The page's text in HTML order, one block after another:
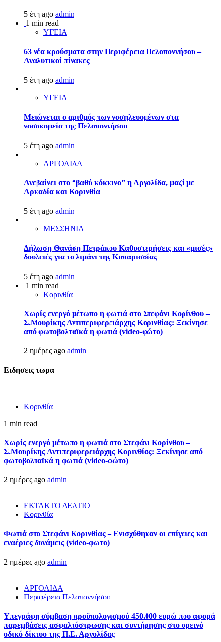
5 έτη ago admin
1 min read
ΥΓΕΙΑ
63 νέα κρούσματα στην Περιφέρεια Πελοποννήσου –
Αναλυτικοί πίνακες
5 έτη ago admin
ΥΓΕΙΑ
Μειώνεται ο αριθμός των νοσηλευομένων στα
νοσοκομεία της Πελοποννήσου
5 έτη ago admin
ΑΡΓΟΛΙΔΑ
Ανεβαίνει στο “βαθύ κόκκινο” η Αργολίδα, μαζί με
Αρκαδία και Κορινθία
5 έτη ago admin
ΜΕΣΣΗΝΙΑ
Δήλωση Θανάση Πετράκου Καθυστερήσεις και «μισές»
δουλειές για το λιμάνι της Κυπαρισσίας
5 έτη ago admin
1 min read
Κορινθία
Χωρίς ενεργό μέτωπο η φωτιά στο Στεφάνι Κορίνθου –
Σ.Μουρίκης Αντιπεριφερειάρχης Κορινθίας: Ξεκίνησε
από φωτοβολταϊκά η φωτιά (video-φώτο)
2 ημέρες ago admin
Ειδησεις τωρα
Κορινθία
1 min read
Χωρίς ενεργό μέτωπο η φωτιά στο Στεφάνι Κορίνθου –
Σ.Μουρίκης Αντιπεριφερειάρχης Κορινθίας: Ξεκίνησε από
φωτοβολταϊκά η φωτιά (video-φώτο)
2 ημέρες ago admin
ΕΚΤΑΚΤΟ ΔΕΛΤΙΟ
Κορινθία
Φωτιά στο Στεφάνι Κορινθίας – Ενισχύθηκαν οι επίγειες και
εναέριες δυνάμεις (video-φωτο)
2 ημέρες ago admin
ΑΡΓΟΛΙΔΑ
Περιφέρεια Πελοποννήσου
Υπεγράφη σύμβαση προϋπολογισμού 450.000 ευρώ που αφορά
παρεμβάσεις ασφαλτόστρωσης και συντήρησης στο ορεινό
οδικό δίκτυο της Π.Ε. Αργολίδας